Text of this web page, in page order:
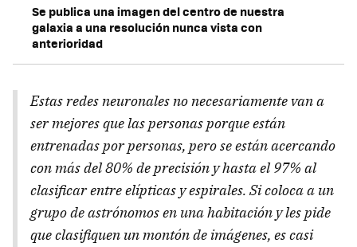
Se publica una imagen del centro de nuestra
galaxia a una resolución nunca vista con
anterioridad
Estas redes neuronales no necesariamente van a
ser mejores que las personas porque están
entrenadas por personas, pero se están acercando
con más del 80% de precisión y hasta el 97% al
clasificar entre elípticas y espirales. Si coloca a un
grupo de astrónomos en una habitación y les pide
que clasifiquen un montón de imágenes, es casi